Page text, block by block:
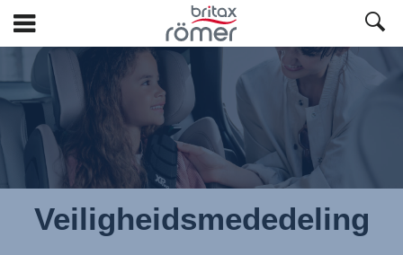
Ga
naar
hoofdinhoud
Veiligheidsmededeling